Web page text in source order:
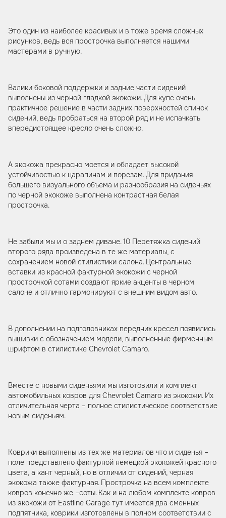
Это один из наиболее красивых и в тоже время сложных
рисунков, ведь вся прострочка выполняется нашими
мастерами в ручную.
Валики боковой поддержки и задние части сидений
выполнены из черной гладкой экокожи. Для купе очень
практичное решение в части задних поверхностей спинок
сидений, ведь пробраться на второй ряд и не испачкать
впередистоящее кресло очень сложно.
А экокожа прекрасно моется и обладает высокой
устойчивостью к царапинам и порезам. Для придания
большего визуального объема и разнообразия на сиденьях
по черной экокоже выполнена контрастная белая
прострочка.
Не забыли мы и о заднем диване. 10 Перетяжка сидений
второго ряда произведена в те же материалы, с
сохранением новой стилистики салона. Центральные
вставки из красной фактурной экокожи с черной
прострочкой сотами создают яркие акценты в черном
салоне и отлично гармонируют с внешним видом авто.
В дополнении на подголовниках передних кресел появились
вышивки с обозначением модели, выполненные фирменным
шрифтом в стилистике Chevrolet Camaro.
Вместе с новыми сиденьями мы изготовили и комплект
автомобильных ковров для Chevrolet Camaro из экокожи. Их
отличительная черта – полное стилистическое соответствие
новым сиденьям.
Коврики выполнены из тех же материалов что и сиденья –
поле представлено фактурной немецкой экокожей красного
цвета, а кант черный, но в отличии от сидений, черная
экокожа также фактурная. Прострочка на всем комплекте
ковров конечно же –соты. Как и на любом комплекте ковров
из экокожи от Eastline Garage тут имеется два сменных
подпятника, коврики изготовлены в полном соответствии с